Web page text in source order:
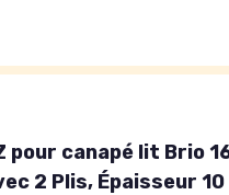
pour canapé lit Brio
2 Plis, Épaisseur